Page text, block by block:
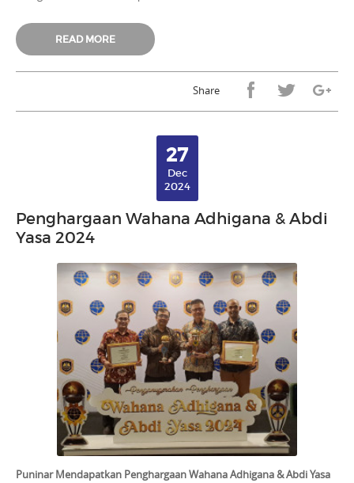
READ MORE
Share
27
Dec
2024
Penghargaan Wahana Adhigana & Abdi
Yasa 2024
Puninar Mendapatkan Penghargaan Wahana Adhigana & Abdi Yasa